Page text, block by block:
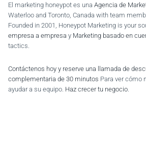
El marketing honeypot es una Agencia de
Waterloo and Toronto, Canada with team
Founded in 2001, Honeypot Marketing is your
empresa a empresa y Marketing basado en
tactics.
Contáctenos hoy y reserve una llamada de
complementaria de 30 minutos Para ver cómo
ayudar a su equipo. Haz crecer tu negocio.